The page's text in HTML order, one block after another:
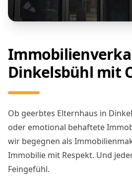
Dinkelsbühl mit
Ob geerbtes Elternhaus in
oder emotional behaftete
wir begegnen als
Immobilie mit Respekt. Und
Feingefühl.